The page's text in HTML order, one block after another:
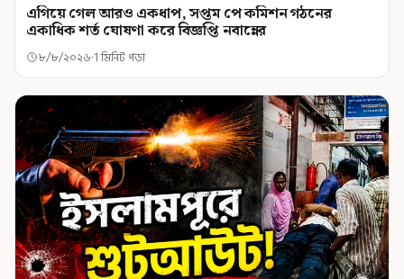
এগিয়ে গেল আরও একধাপ, সপ্তম পে কমিশন গঠনের
একাধিক শর্ত ঘোষণা করে বিজ্ঞপ্তি নবান্নের
৮/৮/২০২৬ 1 মিনিট পড়া